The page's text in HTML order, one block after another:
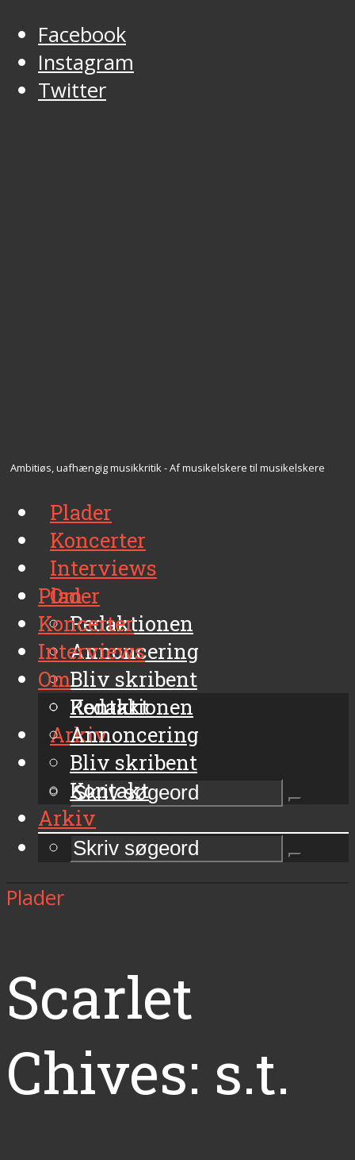
Facebook
Instagram
Twitter
Ambitiøs, uafhængig musikkritik - Af musikelskere til musikelskere
Plader
Koncerter
Interviews
Om
Redaktionen
Annoncering
Bliv skribent
Kontakt
Arkiv
Plader
Koncerter
Interviews
Om
Redaktionen
Annoncering
Bliv skribent
Kontakt
Arkiv
Plader
Scarlet
Chives: s.t.